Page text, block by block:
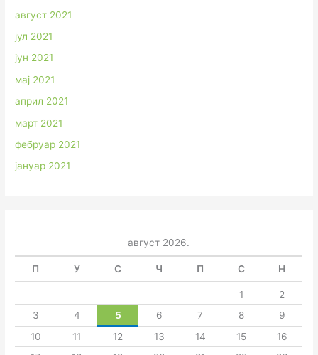
август 2021
јул 2021
јун 2021
мај 2021
април 2021
март 2021
фебруар 2021
јануар 2021
август 2026.
П У С Ч П С Н
1
2
3
4 5 6 7 8
9
10
11 12 13 14 15
16